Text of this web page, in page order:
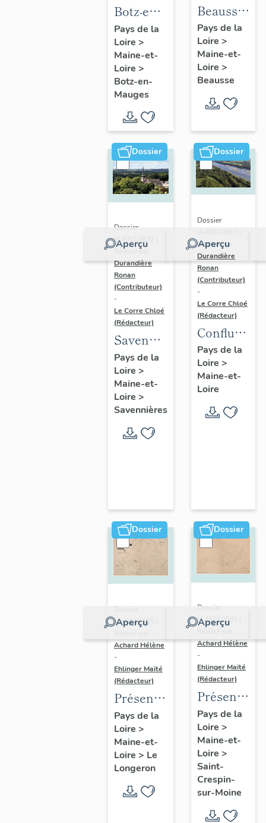
Botz-en-
Mauges :
présentation
de la
commune
Pays de la
Loire >
Maine-et-
Loire >
Botz-en-
Mauges
Beausse :
de la
commune
Pays de la
Loire >
Maine-et-
Loire >
Beausse
Dossier
Aperçu
Dossier
IA49010832 |
Réalisé par
Durandière
Ronan
(Contributeur)
-
Le Corre Chloé
(Rédacteur)
Savennières
:
présentation
de la
commune
Pays de la
Loire >
Maine-et-
Loire >
Savennières
Dossier
Aperçu
Dossier
Réalisé par
Durandière
Ronan
(Contributeur)
-
Le Corre Chloé
(Rédacteur)
Confluence
Maine-
Loire :
d'étude
Pays de la
Loire >
Maine-et-
Loire
Dossier
Aperçu
IA49010565 |
Achard Hélène
-
Ehlinger Maïté
(Rédacteur)
Présentation
du
patrimoine
industriel
de la
commune
du
Pays de la
Loire >
Maine-et-
Loire > Le
Longeron
Dossier
Aperçu
Dossier
IA49010581 |
Achard Hélène
-
Ehlinger Maïté
(Rédacteur)
du
patrimoine
industriel
de la
commune
de Saint-
Crespin-
Pays de la
Loire >
Maine-et-
Loire >
Saint-
Crespin-
sur-Moine